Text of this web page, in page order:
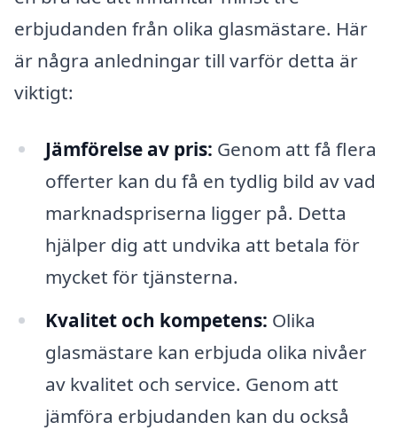
erbjudanden från olika glasmästare. Här
är några anledningar till varför detta är
viktigt:
Jämförelse av pris: Genom att få flera
offerter kan du få en tydlig bild av vad
marknadspriserna ligger på. Detta
hjälper dig att undvika att betala för
mycket för tjänsterna.
Kvalitet och kompetens: Olika
glasmästare kan erbjuda olika nivåer
av kvalitet och service. Genom att
jämföra erbjudanden kan du också